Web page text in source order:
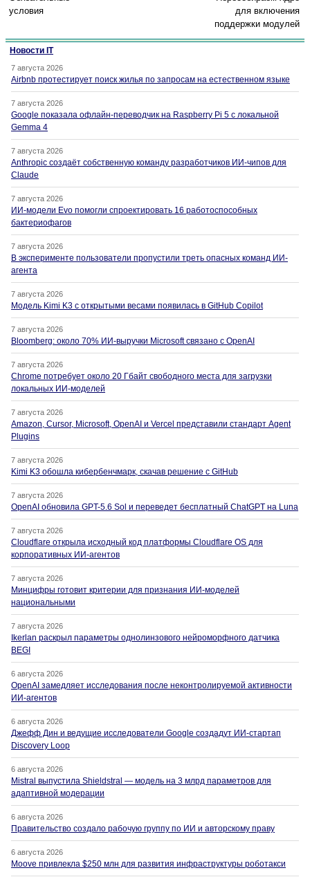
условия
для включения
поддержки модулей
Новости IT
7 августа 2026
Airbnb протестирует поиск жилья по запросам на естественном языке
7 августа 2026
Google показала офлайн-переводчик на Raspberry Pi 5 с локальной
Gemma 4
7 августа 2026
Anthropic создаёт собственную команду разработчиков ИИ-чипов для
Claude
7 августа 2026
ИИ-модели Evo помогли спроектировать 16 работоспособных
бактериофагов
7 августа 2026
В эксперименте пользователи пропустили треть опасных команд ИИ-
агента
7 августа 2026
Модель Kimi K3 с открытыми весами появилась в GitHub Copilot
7 августа 2026
Bloomberg: около 70% ИИ-выручки Microsoft связано с OpenAI
7 августа 2026
Chrome потребует около 20 Гбайт свободного места для загрузки
локальных ИИ-моделей
7 августа 2026
Amazon, Cursor, Microsoft, OpenAI и Vercel представили стандарт Agent
Plugins
7 августа 2026
Kimi K3 обошла кибербенчмарк, скачав решение с GitHub
7 августа 2026
OpenAI обновила GPT-5.6 Sol и переведет бесплатный ChatGPT на Luna
7 августа 2026
Cloudflare открыла исходный код платформы Cloudflare OS для
корпоративных ИИ-агентов
7 августа 2026
Минцифры готовит критерии для признания ИИ-моделей
национальными
7 августа 2026
Ikerlan раскрыл параметры однолинзового нейроморфного датчика
BEGI
6 августа 2026
OpenAI замедляет исследования после неконтролируемой активности
ИИ-агентов
6 августа 2026
Джефф Дин и ведущие исследователи Google создадут ИИ-стартап
Discovery Loop
6 августа 2026
Mistral выпустила Shieldstral — модель на 3 млрд параметров для
адаптивной модерации
6 августа 2026
Правительство создало рабочую группу по ИИ и авторскому праву
6 августа 2026
Moove привлекла $250 млн для развития инфраструктуры роботакси